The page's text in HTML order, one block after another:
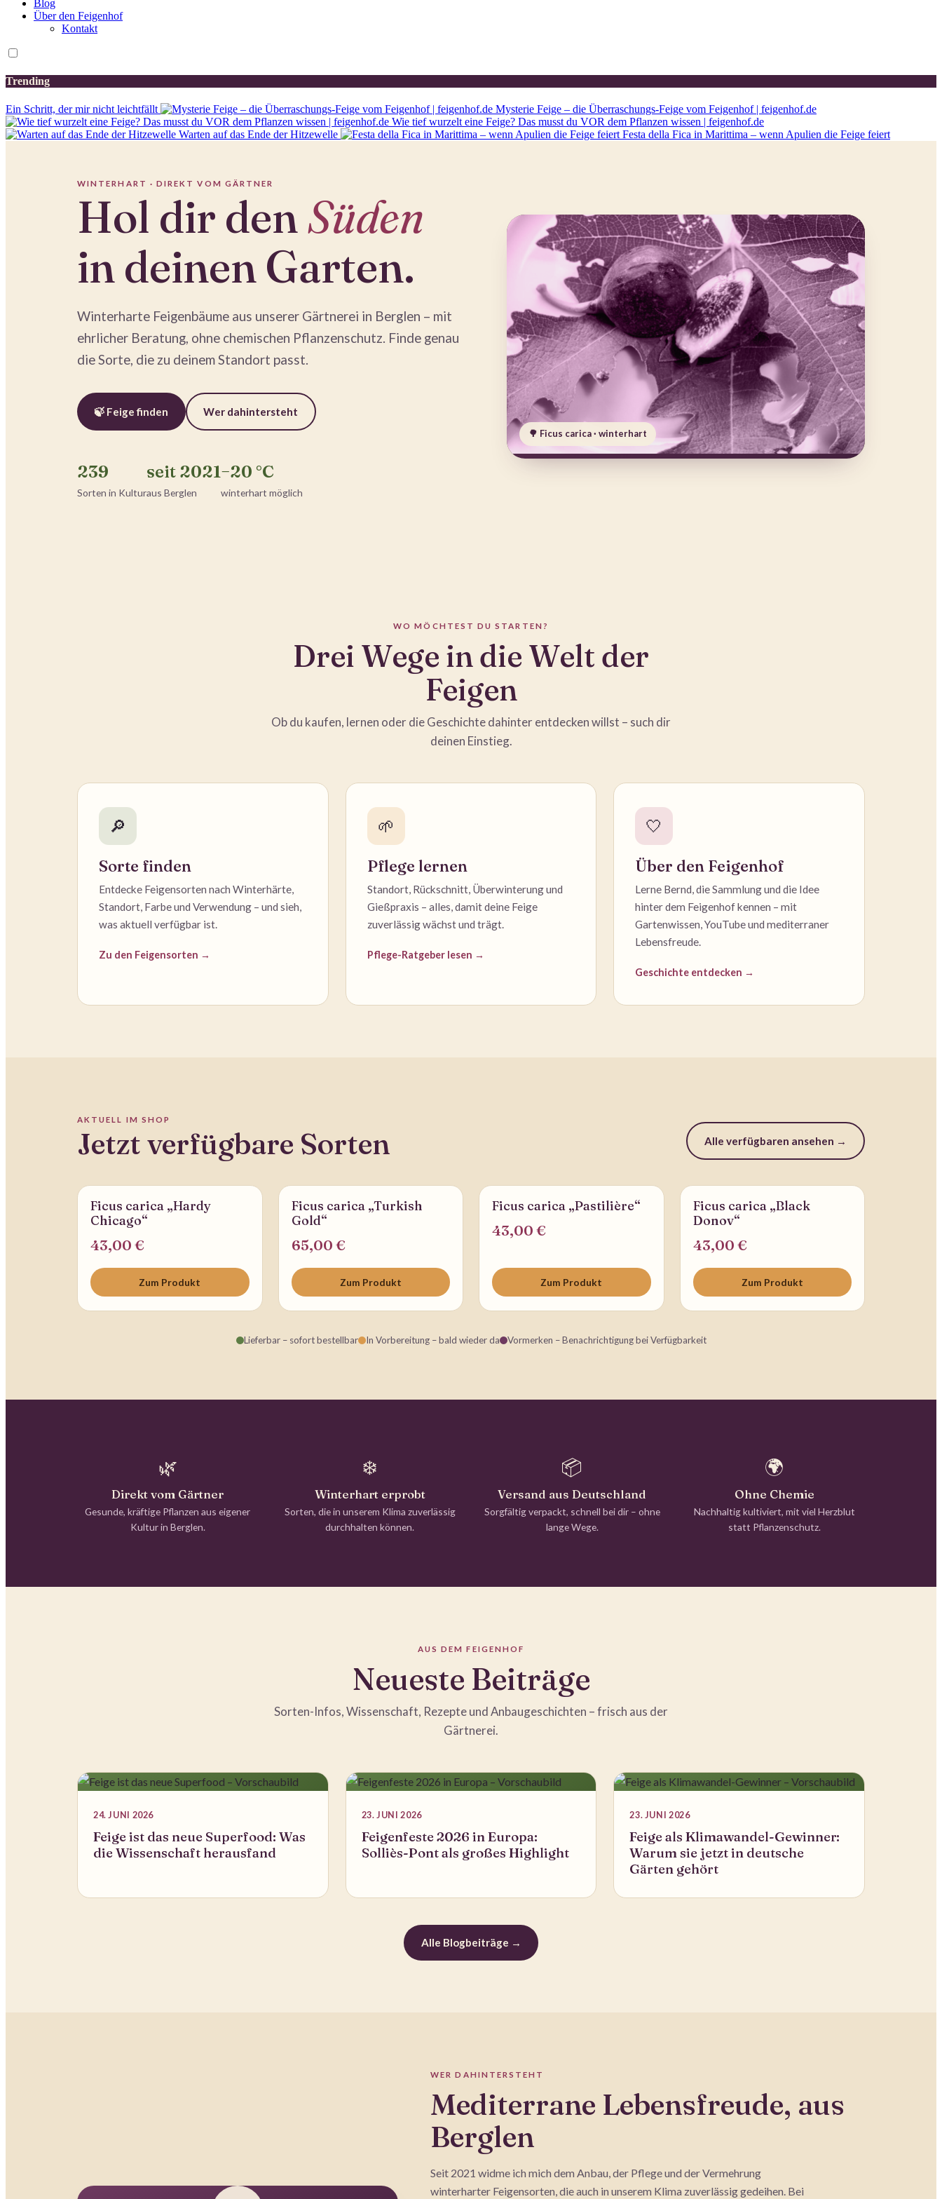
Blog
Über den Feigenhof
Kontakt
Trending
Ein Schritt, der mir nicht leichtfällt
Mysterie Feige – die Überraschungs-Feige vom Feigenhof | feigenhof.de
Wie tief wurzelt eine Feige? Das musst du VOR dem Pflanzen wissen | feigenhof.de
Warten auf das Ende der Hitzewelle
Festa della Fica in Marittima – wenn Apulien die Feige feiert
WINTERHART · DIREKT VOM GÄRTNER
Hol dir denSüden
in deinen Garten.
Winterharte Feigenbäume aus unserer Gärtnerei in Berglen – mit
ehrlicher Beratung, ohne chemischen Pflanzenschutz. Finde genau
die Sorte, die zu deinem Standort passt.
🍃 Feige finden Wer dahintersteht
239
Sorten in Kultur
seit 2021
aus Berglen
−20 °C
winterhart möglich
🌳 Ficus carica · winterhart
WO MÖCHTEST DU STARTEN?
Drei Wege in die Welt der
Feigen
Ob du kaufen, lernen oder die Geschichte dahinter entdecken willst – such dir
deinen Einstieg.
🔎
Sorte finden
Entdecke Feigensorten nach Winterhärte,
Standort, Farbe und Verwendung – und sieh,
was aktuell verfügbar ist.
Zu den Feigensorten →
🌱
Pflege lernen
Standort, Rückschnitt, Überwinterung und
Gießpraxis – alles, damit deine Feige
zuverlässig wächst und trägt.
Pflege-Ratgeber lesen →
🤍
Über den Feigenhof
Lerne Bernd, die Sammlung und die Idee
hinter dem Feigenhof kennen – mit
Gartenwissen, YouTube und mediterraner
Lebensfreude.
Geschichte entdecken →
AKTUELL IM SHOP
Jetzt verfügbare Sorten Alle verfügbaren ansehen →
LIEFERBAR
Ficus carica „Hardy
Chicago“
43,00 €
Zum Produkt
LIEFERBAR
Ficus carica „Turkish
Gold“
65,00 €
Zum Produkt
LIEFERBAR
Ficus carica „Pastilière“
43,00 €
Zum Produkt
LIEFERBAR
Ficus carica „Black
Donov“
43,00 €
Zum Produkt
Lieferbar – sofort bestellbar In Vorbereitung – bald wieder da Vormerken – Benachrichtigung bei Verfügbarkeit
🌿
Direkt vom Gärtner
Gesunde, kräftige Pflanzen aus eigener
Kultur in Berglen.
❄️
Winterhart erprobt
Sorten, die in unserem Klima zuverlässig
durchhalten können.
📦
Versand aus Deutschland
Sorgfältig verpackt, schnell bei dir – ohne
lange Wege.
🌍
Ohne Chemie
Nachhaltig kultiviert, mit viel Herzblut
statt Pflanzenschutz.
AUS DEM FEIGENHOF
Neueste Beiträge
Sorten-Infos, Wissenschaft, Rezepte und Anbaugeschichten – frisch aus der
Gärtnerei.
24. JUNI 2026
Feige ist das neue Superfood: Was
die Wissenschaft herausfand
23. JUNI 2026
Feigenfeste 2026 in Europa:
Solliès-Pont als großes Highlight
23. JUNI 2026
Feige als Klimawandel-Gewinner:
Warum sie jetzt in deutsche
Gärten gehört
Alle Blogbeiträge →
WER DAHINTERSTEHT
Mediterrane Lebensfreude, aus
Berglen
Seit 2021 widme ich mich dem Anbau, der Pflege und der Vermehrung
winterharter Feigensorten, die auch in unserem Klima zuverlässig gedeihen. Bei